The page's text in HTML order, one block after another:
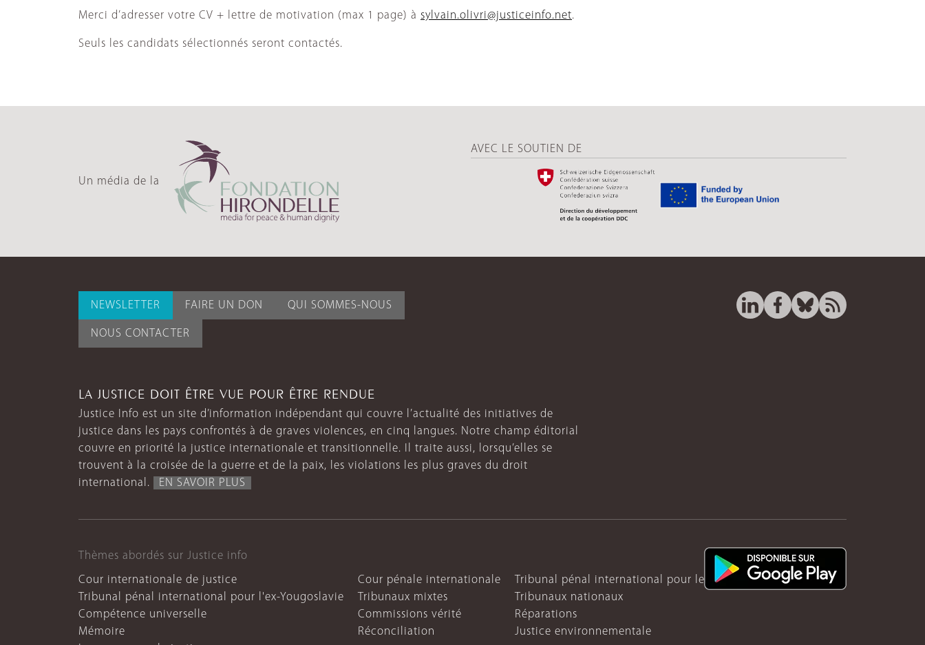
Merci d’adresser votre CV + lettre de motivation (max 1 page) à sylvain.olivri@justiceinfo.net.
Seuls les candidats sélectionnés seront contactés.
Un média de la
AVEC LE SOUTIEN DE
NEWSLETTER FAIRE UN DON QUI SOMMES-NOUS
NOUS CONTACTER
LA JUSTICE DOIT ÊTRE VUE POUR ÊTRE RENDUE
Justice Info est un site d’information indépendant qui couvre l’actualité des initiatives de
justice dans les pays confrontés à de graves violences, en cinq langues. Notre champ éditorial
couvre en priorité la justice internationale et transitionnelle. Il traite aussi, lorsqu’elles se
trouvent à la croisée de la guerre et de la paix, les violations les plus graves du droit
international.
EN SAVOIR PLUS
Thèmes abordés sur Justice info
Cour internationale de justice Cour pénale internationale
Tribunal pénal international pour le Rwanda
Tribunal pénal international pour l'ex-Yougoslavie
Tribunaux mixtes
Tribunaux nationaux
Compétence universelle
Commissions vérité
Réparations
Mémoire
Réconciliation
Justice environnementale